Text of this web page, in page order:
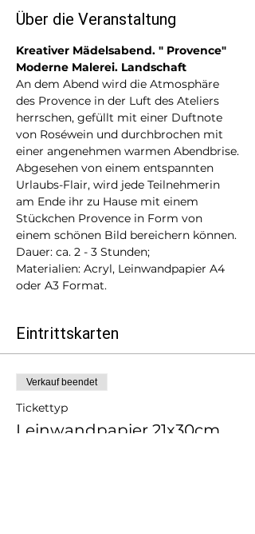
Über die Veranstaltung
Kreativer Mädelsabend. " Provence"
Moderne Malerei. Landschaft
An dem Abend wird die Atmosphäre
des Provence in der Luft des Ateliers
herrschen, gefüllt mit einer Duftnote
von Roséwein und durchbrochen mit
einer angenehmen warmen Abendbrise.
Abgesehen von einem entspannten
Urlaubs-Flair, wird jede Teilnehmerin
am Ende ihr zu Hause mit einem
Stückchen Provence in Form von
einem schönen Bild bereichern können.
Dauer: ca. 2 - 3 Stunden;
Маterialien: Acryl, Leinwandpapier A4
oder A3 Format.
Eintrittskarten
Verkauf beendet
Tickettyp
Leinwandpapier 21x30cm